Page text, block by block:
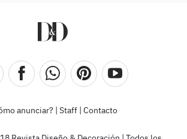
anunciar? Staff| Contacto